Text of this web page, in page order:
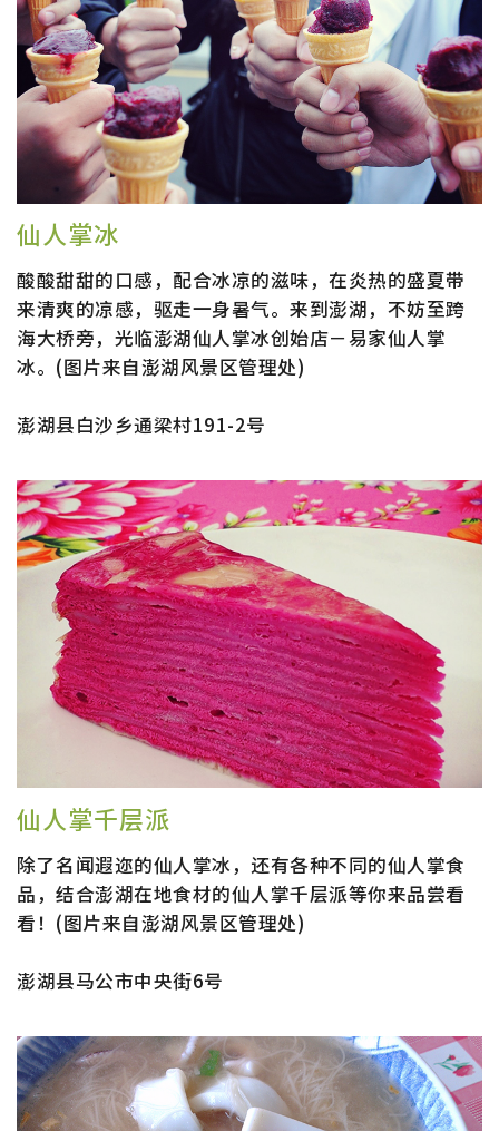
仙人掌冰
酸酸甜甜的口感，配合冰凉的滋味，在炎热的盛夏带
来清爽的凉感，驱走一身暑气。来到澎湖，不妨至跨
海大桥旁，光临澎湖仙人掌冰创始店－易家仙人掌
冰。(图片来自澎湖风景区管理处)
澎湖县白沙乡通梁村191-2号
仙人掌千层派
除了名闻遐迩的仙人掌冰，还有各种不同的仙人掌食
品，结合澎湖在地食材的仙人掌千层派等你来品尝看
看！(图片来自澎湖风景区管理处)
澎湖县马公市中央街6号